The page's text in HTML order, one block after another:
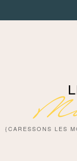
{CARESSONS LES